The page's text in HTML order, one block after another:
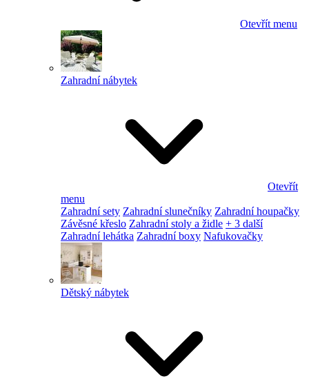
Otevřít menu
Zahradní nábytek
Otevřít
menu
Zahradní sety Zahradní slunečníky Zahradní houpačky
Závěsné křeslo Zahradní stoly a židle + 3 další
Zahradní lehátka Zahradní boxy Nafukovačky
Dětský nábytek